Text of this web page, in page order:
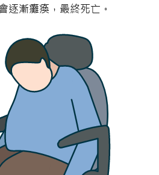
逐漸癱瘓，最終死亡。